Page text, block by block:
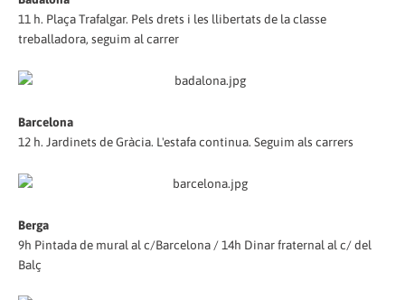
11 h. Plaça Trafalgar. Pels drets i les llibertats de la classe
treballadora, seguim al carrer
Barcelona
12 h. Jardinets de Gràcia. L'estafa continua. Seguim als carrers
Berga
9h Pintada de mural al c/Barcelona / 14h Dinar fraternal al c/ del
Balç